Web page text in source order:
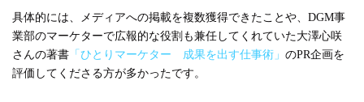
具体的には、メディアへの掲載を複数獲得できたことや、DGM事
業部のマーケターで広報的な役割も兼任してくれていた大澤心咲
さんの著書 「ひとりマーケター 成果を出す仕事術」 のPR企画を
評価してくださる方が多かったです。